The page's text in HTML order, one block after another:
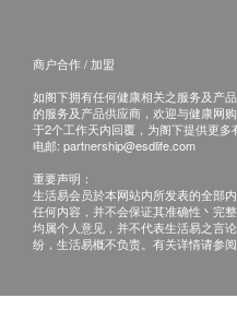
跟进检查报告， 工作
假期。 轮侯报告讲解
化验项目所需时间或
长。
如客人选择收电子报
工作天内出报告(包
告则不包括在内，例
由选择电话讲解或面
商户合作 / 加盟
如阁下拥有任何健康相关之服务及产
的服务及产品供应商，欢迎与健康网
于2个工作天内回覆，为阁下提供更多
电邮: partnership@esdlife.com
重要声明：
生活易会员於本网站内所发表的全部
任何内容，并不会保证其准确性丶完
均属个人意见，并不代表生活易之言
纷，生活易概不负责。有关详情请参阅